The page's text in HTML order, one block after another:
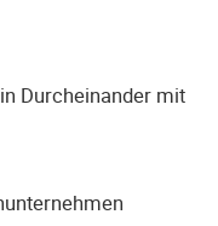
Durcheinander mit